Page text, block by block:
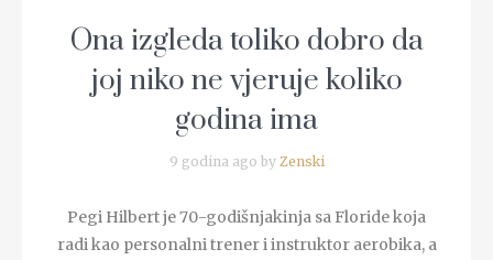
Ona izgleda toliko dobro da
joj niko ne vjeruje koliko
godina ima
9 godina ago by Zenski
Pegi Hilbert je 70-godišnjakinja sa Floride koja
radi kao personalni trener i instruktor aerobika, a